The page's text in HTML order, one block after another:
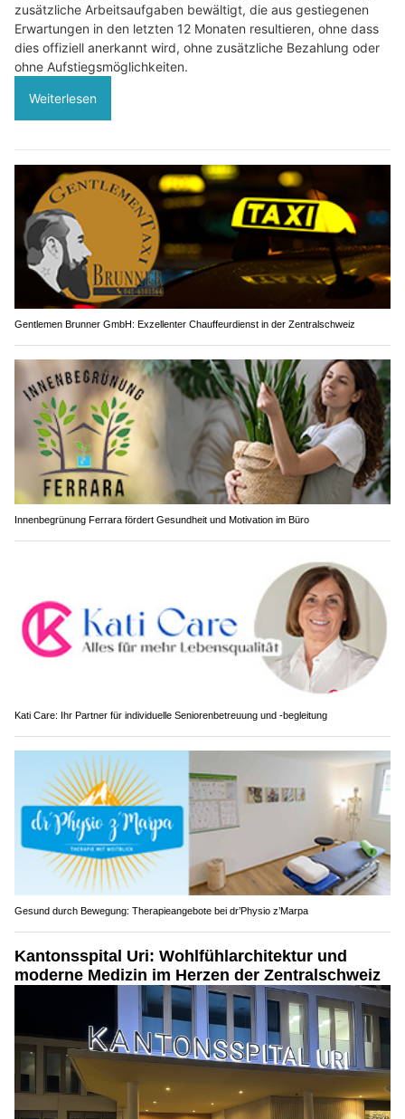
zusätzliche Arbeitsaufgaben bewältigt, die aus gestiegenen
Erwartungen in den letzten 12 Monaten resultieren, ohne dass
dies offiziell anerkannt wird, ohne zusätzliche Bezahlung oder
ohne Aufstiegsmöglichkeiten.
Weiterlesen
Gentlemen Brunner GmbH: Exzellenter Chauffeurdienst in der Zentralschweiz
Innenbegrünung Ferrara fördert Gesundheit und Motivation im Büro
Kati Care: Ihr Partner für individuelle Seniorenbetreuung und -begleitung
Gesund durch Bewegung: Therapieangebote bei dr’Physio z’Marpa
Kantonsspital Uri: Wohlfühlarchitektur und
moderne Medizin im Herzen der Zentralschweiz